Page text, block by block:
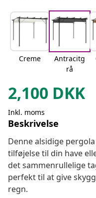
Creme
Antracitg
rå
2,100 DKK
Inkl. moms
Beskrivelse
Denne alsidige
tilføjelse til din have
det sammenrullelige
perfekt til at give
regn.